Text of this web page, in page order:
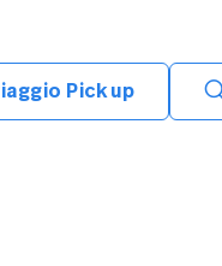
Pick up